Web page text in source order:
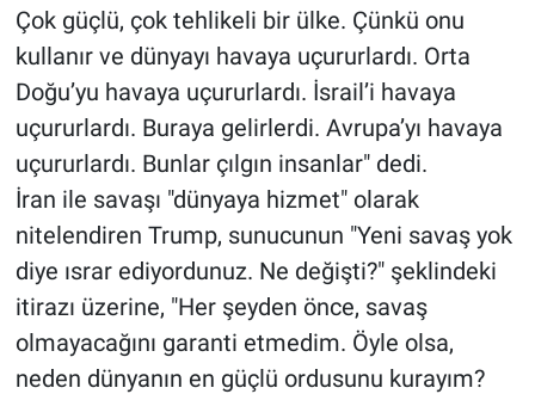
Çok güçlü, çok tehlikeli bir ülke. Çünkü onu
kullanır ve dünyayı havaya uçururlardı. Orta
Doğu’yu havaya uçururlardı. İsrail’i havaya
uçururlardı. Buraya gelirlerdi. Avrupa’yı havaya
uçururlardı. Bunlar çılgın insanlar" dedi.
İran ile savaşı "dünyaya hizmet" olarak
nitelendiren Trump, sunucunun "Yeni savaş yok
diye ısrar ediyordunuz. Ne değişti?" şeklindeki
itirazı üzerine, "Her şeyden önce, savaş
olmayacağını garanti etmedim. Öyle olsa,
neden dünyanın en güçlü ordusunu kurayım?